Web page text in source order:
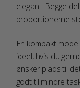
elegant. Begge
proportionerne
En kompakt
ideel, hvis du
ønsker plads til
godt til mindre